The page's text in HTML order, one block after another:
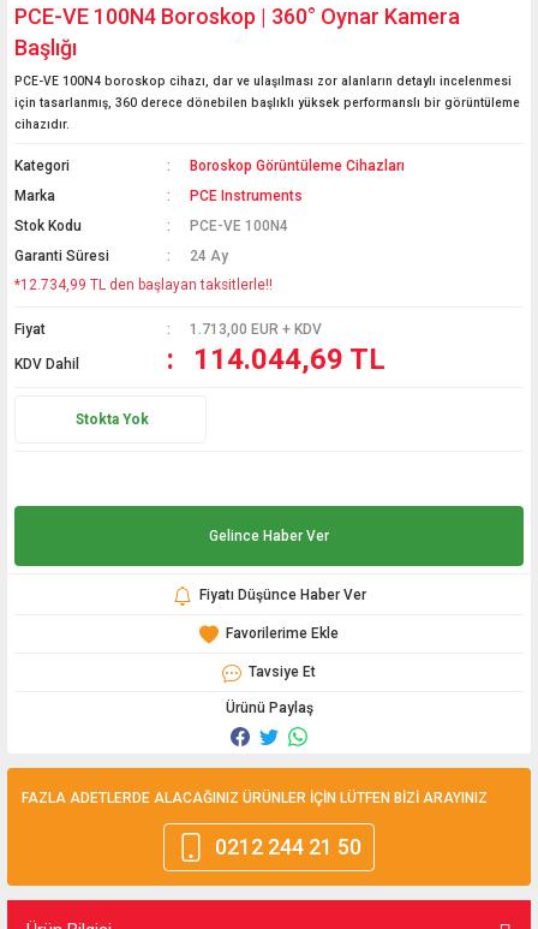
PCE-VE 100N4 Boroskop | 360° Oynar Kamera
Başlığı
PCE-VE 100N4 boroskop cihazı, dar ve ulaşılması zor alanların detaylı incelenmesi
için tasarlanmış, 360 derece dönebilen başlıklı yüksek performanslı bir görüntüleme
cihazıdır.
Kategori
Boroskop Görüntüleme Cihazları
Marka
PCE Instruments
Stok Kodu
PCE-VE 100N4
Garanti Süresi
24 Ay
*12.734,99 TL den başlayan taksitlerle!!
Fiyat 1.713,00 EUR + KDV
KDV Dahil 114.044,69 TL
Stokta Yok
Gelince Haber Ver
Fiyatı Düşünce Haber Ver
Tavsiye Et
Ürünü Paylaş
FAZLA ADETLERDE ALACAĞINIZ ÜRÜNLER İÇİN LÜTFEN BİZİ ARAYINIZ
0212 244 21 50